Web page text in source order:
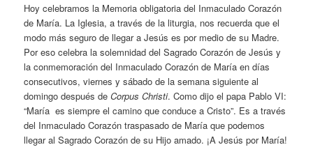
Hoy celebramos la Memoria obligatoria del Inmaculado Corazón
de María. La Iglesia, a través de la liturgia, nos recuerda que el
modo más seguro de llegar a Jesús es por medio de su Madre.
Por eso celebra la solemnidad del Sagrado Corazón de Jesús y
la conmemoración del Inmaculado Corazón de María en días
consecutivos, viernes y sábado de la semana siguiente al
domingo después deCorpus Christi. Como dijo el papa Pablo VI:
“María es siempre el camino que conduce a Cristo”. Es a través
del Inmaculado Corazón traspasado de María que podemos
llegar al Sagrado Corazón de su Hijo amado. ¡A Jesús por María!